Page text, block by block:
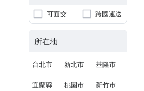
可面交 跨國運送
所在地
台北市 新北市 基隆市
宜蘭縣 桃園市 新竹市